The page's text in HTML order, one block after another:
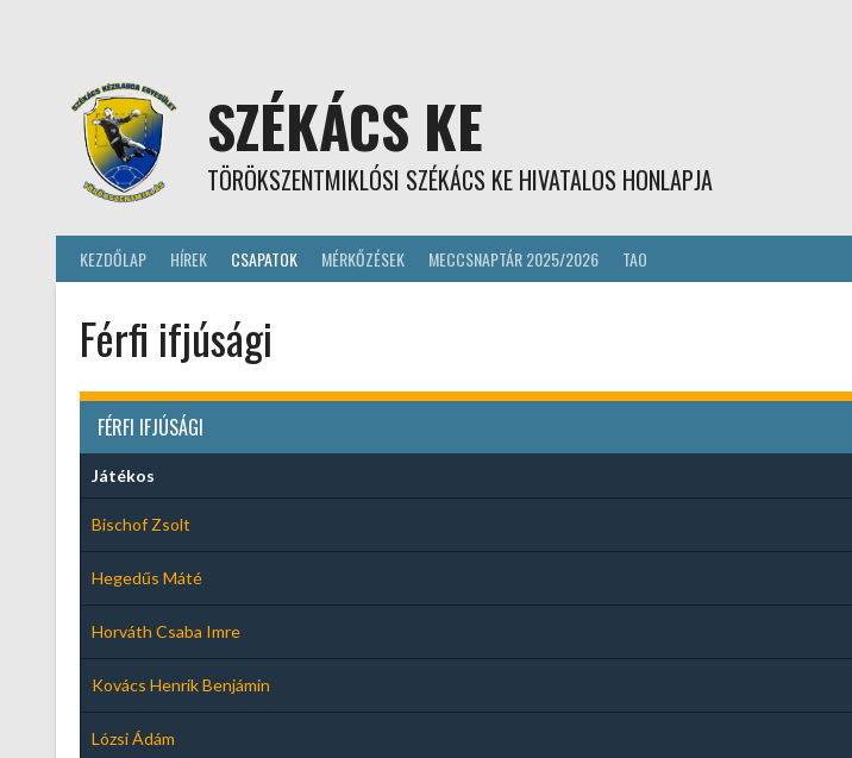
SZÉKÁCS KE
TÖRÖKSZENTMIKLÓSI SZÉKÁCS KE HIVATALOS HONLAPJA
KEZDŐLAP HÍREK CSAPATOK MÉRKŐZÉSEK MECCSNAPTÁR 2025/2026 TAO
Férfi ifjúsági
FÉRFI IFJÚSÁGI
Játékos
Bischof Zsolt
Hegedűs Máté
Horváth Csaba Imre
Kovács Henrik Benjámin
Lózsi Ádám